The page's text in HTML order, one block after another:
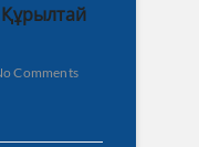
Comments